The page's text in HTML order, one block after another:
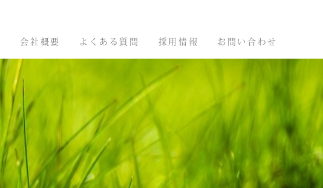
会社概要 よくある質問 採用情報 お問い合わせ